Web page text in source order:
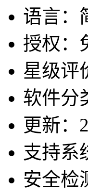
语言：
授权：
星级评
软件分
更新：
支持系
安全检